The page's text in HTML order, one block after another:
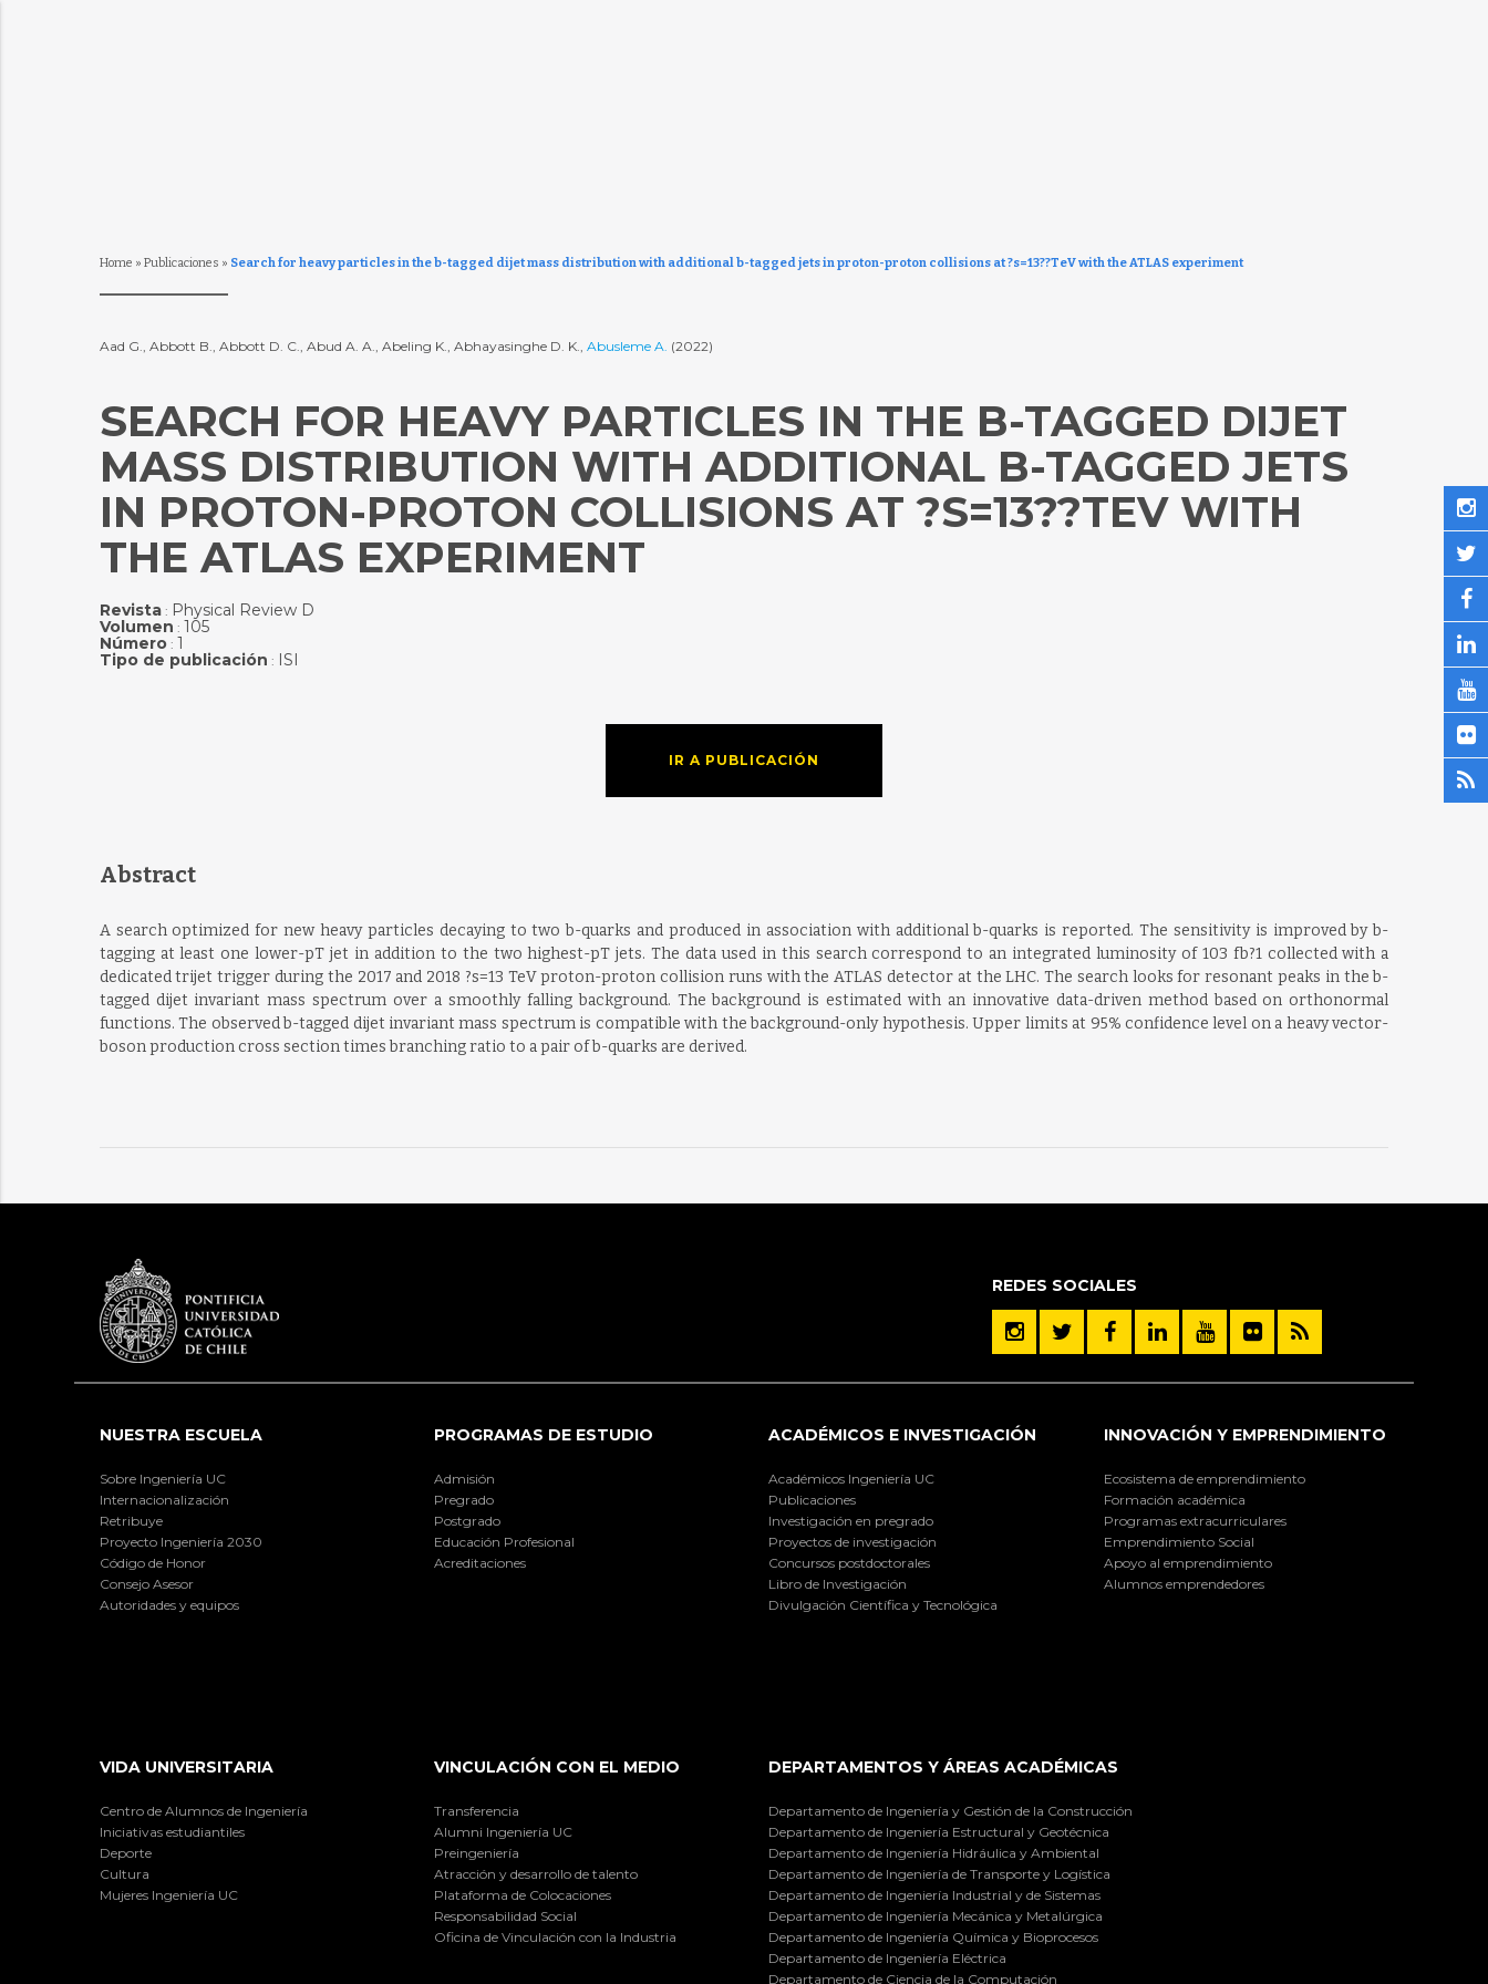
Home » Publicaciones » Search for heavy particles in the b-tagged dijet mass distribution with additional b-tagged jets in proton-proton collisions at ?s=13??TeV with the ATLAS experiment
Aad G., Abbott B., Abbott D. C., Abud A. A., Abeling K., Abhayasinghe D. K., Abusleme A. (2022)
SEARCH FOR HEAVY PARTICLES IN THE B-TAGGED DIJET
MASS DISTRIBUTION WITH ADDITIONAL B-TAGGED JETS
IN PROTON-PROTON COLLISIONS AT ?S=13??TEV WITH
THE ATLAS EXPERIMENT
Revista: Physical Review D
Volumen : 105
Número: 1
Tipo de publicación : ISI
IR A PUBLICACIÓN
Abstract
A search optimized for new heavy particles decaying to two b-quarks and produced in association with additional b-quarks is reported. The sensitivity is improved by b-
tagging at least one lower-pT jet in addition to the two highest-pT jets. The data used in this search correspond to an integrated luminosity of 103 fb?1 collected with a
dedicated trijet trigger during the 2017 and 2018 ?s=13 TeV proton-proton collision runs with the ATLAS detector at the LHC. The search looks for resonant peaks in the b-
tagged dijet invariant mass spectrum over a smoothly falling background. The background is estimated with an innovative data-driven method based on orthonormal
functions. The observed b-tagged dijet invariant mass spectrum is compatible with the background-only hypothesis. Upper limits at 95% confidence level on a heavy vector-
boson production cross section times branching ratio to a pair of b-quarks are derived.
REDES SOCIALES
NUESTRA ESCUELA
Sobre Ingeniería UC
Internacionalización
Retribuye
Proyecto Ingeniería 2030
Código de Honor
Consejo Asesor
Autoridades y equipos
PROGRAMAS DE ESTUDIO
Admisión
Pregrado
Postgrado
Educación Profesional
Acreditaciones
ACADÉMICOS E INVESTIGACIÓN
Académicos Ingeniería UC
Publicaciones
Investigación en pregrado
Proyectos de investigación
Concursos postdoctorales
Libro de Investigación
Divulgación Científica y Tecnológica
INNOVACIÓN Y EMPRENDIMIENTO
Ecosistema de emprendimiento
Formación académica
Programas extracurriculares
Emprendimiento Social
Apoyo al emprendimiento
Alumnos emprendedores
VIDA UNIVERSITARIA
Centro de Alumnos de Ingeniería
Iniciativas estudiantiles
Deporte
Cultura
Mujeres Ingeniería UC
VINCULACIÓN CON EL MEDIO
Transferencia
Alumni Ingeniería UC
Preingeniería
Atracción y desarrollo de talento
Plataforma de Colocaciones
Responsabilidad Social
Oficina de Vinculación con la Industria
DEPARTAMENTOS Y ÁREAS ACADÉMICAS
Departamento de Ingeniería y Gestión de la Construcción
Departamento de Ingeniería Estructural y Geotécnica
Departamento de Ingeniería Hidráulica y Ambiental
Departamento de Ingeniería de Transporte y Logística
Departamento de Ingeniería Industrial y de Sistemas
Departamento de Ingeniería Mecánica y Metalúrgica
Departamento de Ingeniería Química y Bioprocesos
Departamento de Ingeniería Eléctrica
Departamento de Ciencia de la Computación